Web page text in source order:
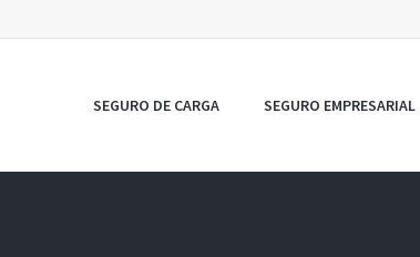
SEGURO DE CARGA SEGURO EMPRESARIAL